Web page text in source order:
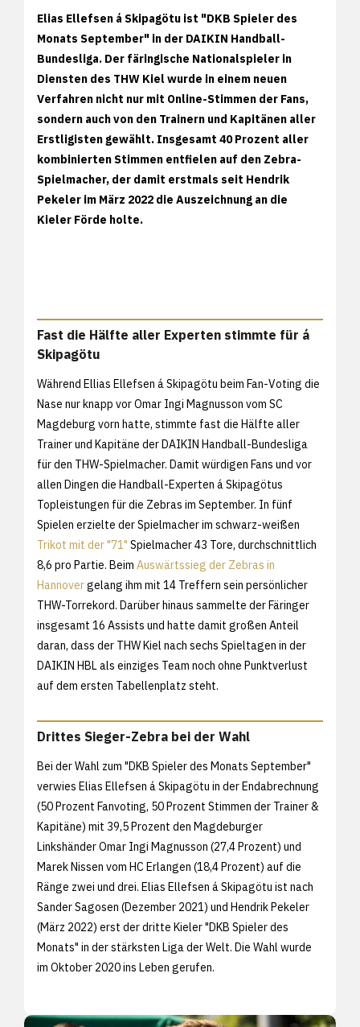
Elias Ellefsen á Skipagötu ist "DKB Spieler des
Monats September" in der DAIKIN Handball-
Bundesliga. Der färingische Nationalspieler in
Diensten des THW Kiel wurde in einem neuen
Verfahren nicht nur mit Online-Stimmen der Fans,
sondern auch von den Trainern und Kapitänen aller
Erstligisten gewählt. Insgesamt 40 Prozent aller
kombinierten Stimmen entfielen auf den Zebra-
Spielmacher, der damit erstmals seit Hendrik
Pekeler im März 2022 die Auszeichnung an die
Kieler Förde holte.
Fast die Hälfte aller Experten stimmte für á
Skipagötu
Während Ellias Ellefsen á Skipagötu beim Fan-Voting die
Nase nur knapp vor Omar Ingi Magnusson vom SC
Magdeburg vorn hatte, stimmte fast die Hälfte aller
Trainer und Kapitäne der DAIKIN Handball-Bundesliga
für den THW-Spielmacher. Damit würdigen Fans und vor
allen Dingen die Handball-Experten á Skipagötus
Topleistungen für die Zebras im September. In fünf
Spielen erzielte der Spielmacher im schwarz-weißen
Trikot mit der "71" Spielmacher 43 Tore, durchschnittlich
8,6 pro Partie. Beim Auswärtssieg der Zebras in
Hannovergelang ihm mit 14 Treffern sein persönlicher
THW-Torrekord. Darüber hinaus sammelte der Färinger
insgesamt 16 Assists und hatte damit großen Anteil
daran, dass der THW Kiel nach sechs Spieltagen in der
DAIKIN HBL als einziges Team noch ohne Punktverlust
auf dem ersten Tabellenplatz steht.
Drittes Sieger-Zebra bei der Wahl
Bei der Wahl zum "DKB Spieler des Monats September"
verwies Elias Ellefsen á Skipagötu in der Endabrechnung
(50 Prozent Fanvoting, 50 Prozent Stimmen der Trainer &
Kapitäne) mit 39,5 Prozent den Magdeburger
Linkshänder Omar Ingi Magnusson (27,4 Prozent) und
Marek Nissen vom HC Erlangen (18,4 Prozent) auf die
Ränge zwei und drei. Elias Ellefsen á Skipagötu ist nach
Sander Sagosen (Dezember 2021) und Hendrik Pekeler
(März 2022) erst der dritte Kieler "DKB Spieler des
Monats" in der stärksten Liga der Welt. Die Wahl wurde
im Oktober 2020 ins Leben gerufen.